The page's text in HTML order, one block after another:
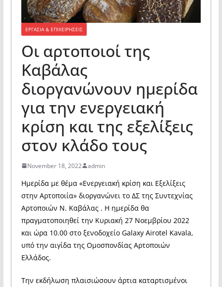
ΕΡΓΑΣΙΑ & ΕΠΙΧΕΙΡΗΣΕΙΣ
Οι αρτοποιοί της
Καβάλας
διοργανώνουν ημερίδα
για την ενεργειακή
κρίση και της εξελίξεις
στον κλάδο τους
November 18, 2022 admin
Ημερίδα με θέμα «Ενεργειακή κρίση και Εξελίξεις
στην Αρτοποιία» διοργανώνει το ΔΣ της Συντεχνίας
Αρτοποιών Ν. Καβάλας . Η ημερίδα θα
πραγματοποιηθεί την Κυριακή 27 Νοεμβρίου 2022
και ώρα 10.00 στο ξενοδοχείο Galaxy Airotel Kavala,
υπό την αιγίδα της Ομοσπονδίας Αρτοποιών
Ελλάδος.
Την εκδήλωση πλαισιώσουν άρτια καταρτισμένοι